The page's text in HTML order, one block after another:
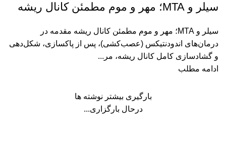
سیلر و MTA؛ مهر و موم مطمئن کانال ریشه
سیلر و MTA؛ مهر و موم مطمئن کانال ریشه مقدمه در
درمان‌های اندودنتیکس (عصب‌کشی)، پس از پاکسازی، شکل‌دهی
و گشادسازی کامل کانال ریشه، مر...
ادامه مطلب
بارگیری بیشتر نوشته ها
درحال بارگزاری...